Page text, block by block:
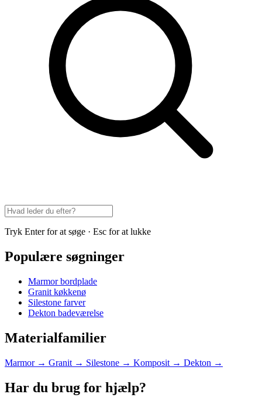
Tryk Enter for at søge · Esc for at lukke
Populære søgninger
Marmor bordplade
Granit køkkenø
Silestone farver
Dekton badeværelse
Materialfamilier
Marmor → Granit → Silestone → Komposit → Dekton →
Har du brug for hjælp?